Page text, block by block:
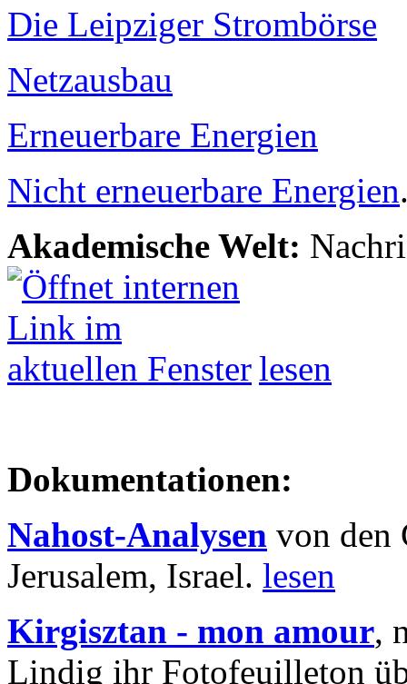
Die Leipziger Strombörse
Netzausbau
Erneuerbare Energien
Nicht erneuerbare Energien
Akademische Welt:
lesen
Dokumentationen:
Nahost-Analysen von den
Jerusalem, Israel. lesen
Kirgisztan - mon amour,
Lindig ihr Fotofeuilleton